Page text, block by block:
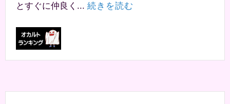
とすぐに仲良く... 続きを読む